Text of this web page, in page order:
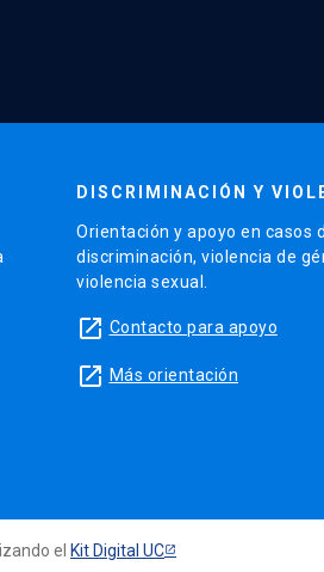
DISCRIMINACIÓN Y
Orientación y apoyo en casos
discriminación, violencia de
violencia sexual.
launch Contacto para apoyo
launch Más orientación
el Kit Digital UC